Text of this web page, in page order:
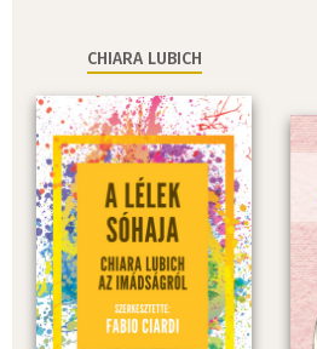
CHIARA LUBICH